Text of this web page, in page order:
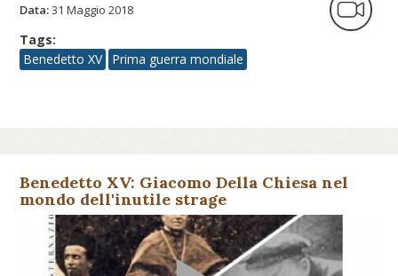
Data:31 Maggio 2018
Tags:
Benedetto XV
Prima guerra mondiale
Benedetto XV: Giacomo Della Chiesa nel
mondo dell'inutile strage